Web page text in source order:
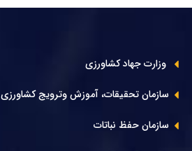
وزارت جهاد کشاورزی
سازمان تحقیقات، آموزش وترویج کشاورزی
سازمان حفظ نباتات